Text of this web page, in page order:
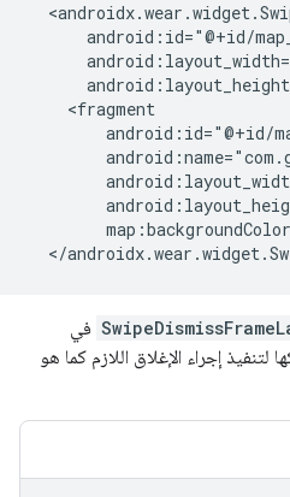
android:id="@+id/
    <fragment
android:id="@+id/
</
في
إجراء الإغلاق اللازم كما هو